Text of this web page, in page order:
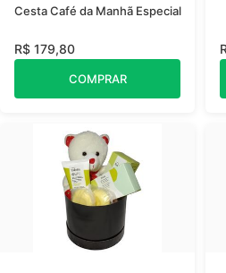
Cesta Café da Manhã Especial
R$ 179,80
COMPRAR